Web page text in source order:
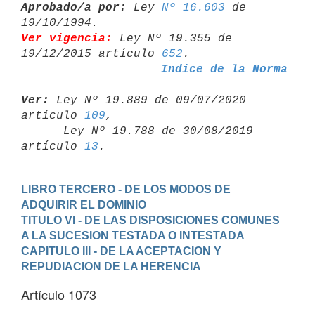
Aprobado/a por: Ley Nº 16.603 de
Ver vigencia:
Ley Nº 19.355 de
19/12/2015 artículo 652
Indice de la Norma
Ver:
Ley Nº 19.889 de 09/07/2020
artículo 109,
artículo 13
LIBRO TERCERO - DE LOS MODOS DE
ADQUIRIR EL DOMINIO
TITULO VI - DE LAS DISPOSICIONES COMUNES
A LA SUCESION TESTADA O INTESTADA
CAPITULO III - DE LA ACEPTACION Y
REPUDIACION DE LA HERENCIA
Artículo 1073